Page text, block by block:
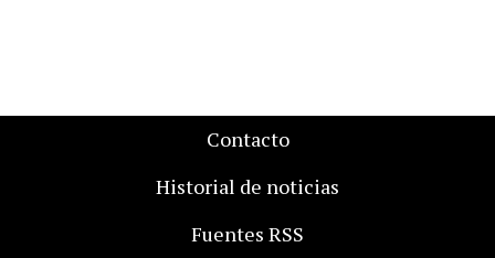
Contacto
Historial de noticias
Fuentes RSS